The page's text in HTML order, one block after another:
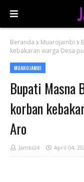
Beranda Muarojambi
kebakaran warga Desa
MUAROJAMBI
Bupati Masna
korban
Aro
Jambi24 April 04,